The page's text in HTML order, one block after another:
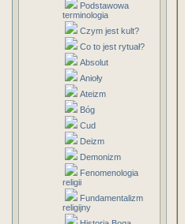
Podstawowa
terminologia
Czym jest kult?
Co to jest rytuał?
Absolut
Anioły
Ateizm
Bóg
Cud
Deizm
Demonizm
Fenomenologia
religii
Fundamentalizm
religijny